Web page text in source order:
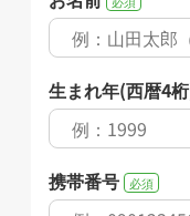
生まれ年(西暦4
携帯番号 必須